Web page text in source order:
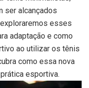
ser alcançados
esses
adaptação e como
ao utilizar os tênis
como essa nova
esportiva.